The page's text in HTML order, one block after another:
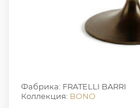
Фабрика: FRATELLI BARRI
Коллекция: BONO